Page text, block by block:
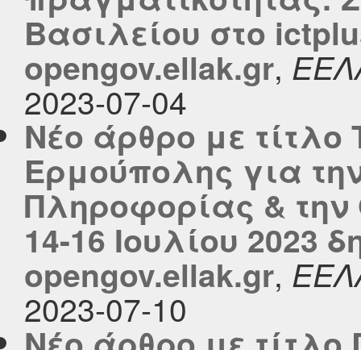
Βασιλείου στο
opengov.ellak.gr,
2023-07-04
Νέο άρθρο με τίτλο
Ερμούπολης για
Πληροφορίας & την
14-16 Ιουλίου 2023
opengov.ellak.gr,
2023-07-10